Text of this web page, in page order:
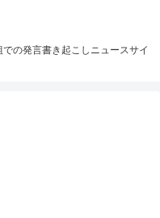
の発言書き起こしニュースサイ